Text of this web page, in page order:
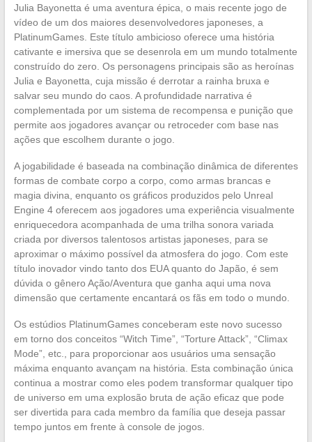
Julia Bayonetta é uma aventura épica, o mais recente jogo de
vídeo de um dos maiores desenvolvedores japoneses, a
PlatinumGames. Este título ambicioso oferece uma história
cativante e imersiva que se desenrola em um mundo totalmente
construído do zero. Os personagens principais são as heroínas
Julia e Bayonetta, cuja missão é derrotar a rainha bruxa e
salvar seu mundo do caos. A profundidade narrativa é
complementada por um sistema de recompensa e punição que
permite aos jogadores avançar ou retroceder com base nas
ações que escolhem durante o jogo.
A jogabilidade é baseada na combinação dinâmica de diferentes
formas de combate corpo a corpo, como armas brancas e
magia divina, enquanto os gráficos produzidos pelo Unreal
Engine 4 oferecem aos jogadores uma experiência visualmente
enriquecedora acompanhada de uma trilha sonora variada
criada por diversos talentosos artistas japoneses, para se
aproximar o máximo possível da atmosfera do jogo. Com este
título inovador vindo tanto dos EUA quanto do Japão, é sem
dúvida o gênero Ação/Aventura que ganha aqui uma nova
dimensão que certamente encantará os fãs em todo o mundo.
Os estúdios PlatinumGames conceberam este novo sucesso
em torno dos conceitos “Witch Time”, “Torture Attack”, “Climax
Mode”, etc., para proporcionar aos usuários uma sensação
máxima enquanto avançam na história. Esta combinação única
continua a mostrar como eles podem transformar qualquer tipo
de universo em uma explosão bruta de ação eficaz que pode
ser divertida para cada membro da família que deseja passar
tempo juntos em frente à console de jogos.